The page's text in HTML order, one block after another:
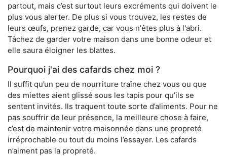
partout, mais c’est surtout leurs excréments qui doivent le
plus vous alerter. De plus si vous trouvez, les restes de
leurs œufs, prenez garde, car vous n'êtes plus à l'abri.
Tâchez de garder votre maison dans une bonne odeur et
elle saura éloigner les blattes.
Pourquoi j'ai des cafards chez moi ?
Il suffit qu’un peu de nourriture traîne chez vous ou que
des miettes aient glissé sous les tapis pour qu’ils se
sentent invités. Ils traquent toute sorte d’aliments. Pour ne
pas souffrir de leur présence, la meilleure chose à faire,
c’est de maintenir votre maisonnée dans une propreté
irréprochable ou tout du moins l’essayer. Les cafards
n’aiment pas la propreté.